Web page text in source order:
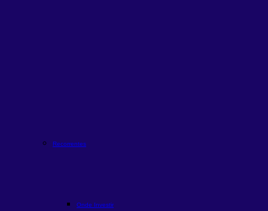
Recorrentes
Onde Investir